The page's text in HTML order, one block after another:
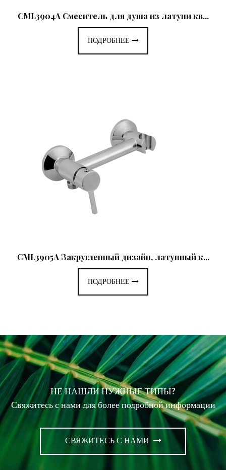
CML3904A Смеситель для душа из латуни кв...
ПОДРОБНЕЕ
CML3905A Закругленный дизайн, латунный к...
ПОДРОБНЕЕ
НЕ НАШЛИ НУЖНЫЕ ТИПЫ?
Свяжитесь с нами для более подробной информации
СВЯЖИТЕСЬ С НАМИ